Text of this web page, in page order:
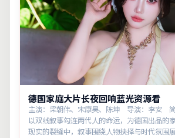
德国家庭大片长夜回响蓝光资源看
主演：梁朝伟、宋康昊、陈坤 导演：李安 简
以双线叙事勾连两代人的命运，为德国出品的
现实的裂缝中，叙事围绕人物抉择与时代氛围